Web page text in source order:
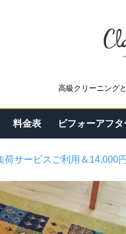
高級クリーニング
料金表 ビフォーアフタ
荷サービスご利用＆14,000